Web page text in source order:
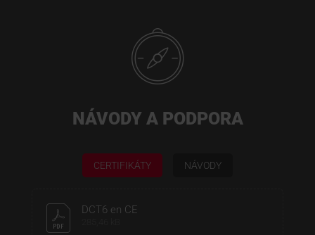
NÁVODY A PODPORA
CERTIFIKÁTY NÁVODY
DCT6 en CE